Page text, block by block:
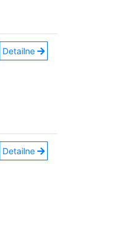
Detailne
Detailne